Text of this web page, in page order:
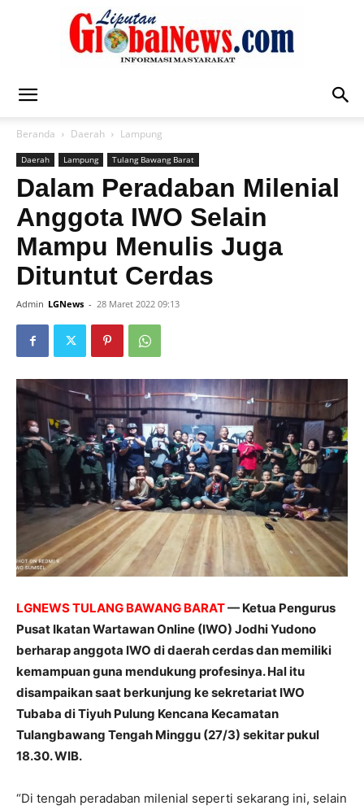
Global
News
Beranda Daerah Lampung
Daerah Lampung Tulang Bawang Barat
Dalam Peradaban Milenial
Anggota IWO Selain
Mampu Menulis Juga
Dituntut Cerdas
Admin LGNews - 28 Maret 2022 09:13
LGNEWS TULANG BAWANG BARAT— Ketua Pengurus
Pusat Ikatan Wartawan Online (IWO) Jodhi Yudono
berharap anggota IWO di daerah cerdas dan memiliki
kemampuan guna mendukung profesinya. Hal itu
disampaikan saat berkunjung ke sekretariat IWO
Tubaba di Tiyuh Pulung Kencana Kecamatan
Tulangbawang Tengah Minggu (27/3) sekitar pukul
18.30. WIB.
“Di tengah peradaban milenial seperti sekarang ini, selain